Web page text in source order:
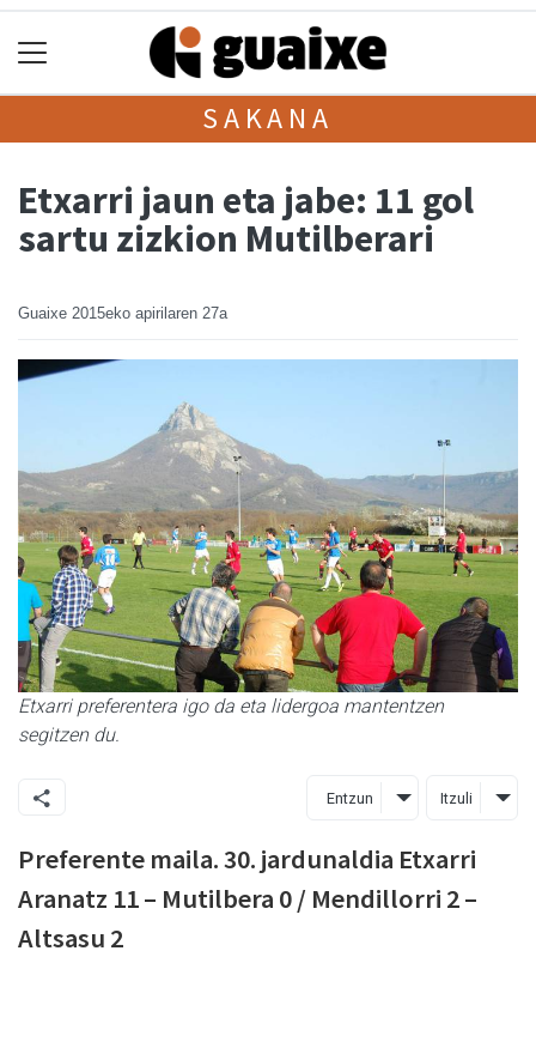
SAKANA
Etxarri jaun eta jabe: 11 gol
sartu zizkion Mutilberari
Guaixe 2015eko apirilaren 27a
Etxarri preferentera igo da eta lidergoa mantentzen
segitzen du.
Entzun Itzuli
Preferente maila. 30. jardunaldia Etxarri
Aranatz 11 – Mutilbera 0 / Mendillorri 2 –
Altsasu 2